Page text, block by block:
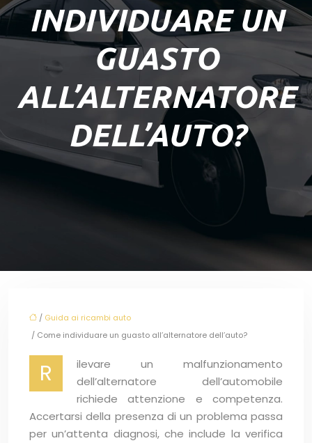
INDIVIDUARE UN
GUASTO
ALL’ALTERNATORE
DELL’AUTO?
/ Guida ai ricambi auto
/ Come individuare un guasto all’alternatore dell’auto?
R
ilevare un malfunzionamento
dell’alternatore dell’automobile
richiede attenzione e competenza.
Accertarsi della presenza di un problema passa
per un’attenta diagnosi, che include la verifica